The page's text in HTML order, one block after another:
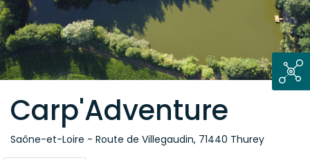
Carp'Adventure
Saône-et-Loire - Route de Villegaudin, 71440 Thurey